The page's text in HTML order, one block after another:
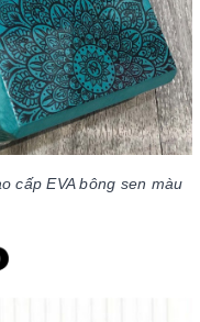
cấp EVA bông sen màu